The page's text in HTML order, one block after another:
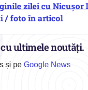
zilei cu Nicușor
/ foto în articol
ultimele noutăți.
și pe Google News